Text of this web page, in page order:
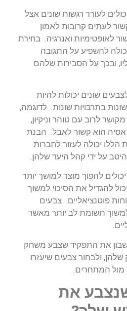
לעורר רגשות שונים אצל
לעתים קרובות לאמון
לאופטימיות ואנרגיה. בחירת
להשפיע על התגובה
ובכך על הסבירות שלהם
שונים יכולות להיות
בתרבויות שונות. לדוגמה,
לרוב עם טוהר וניקיון,
אסיה הוא קשור לאבל. הבנת
הללו יכולה לעזור לחברות
על ידי קהל היעד שלהן.
להפוך מוצר למושך יותר
להגדיל את הסיכוי למשוך
פוטנציאליים. צבעים
למשוך תשומת לב יותר מאשר
את התפקיד שצבע משחק
ולבחור צבעים שיעזרו
המתחרים.
את